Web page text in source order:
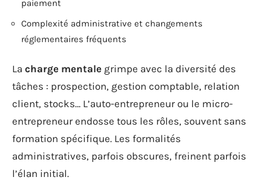
paiement
Complexité administrative et changements
réglementaires fréquents
La charge mentale grimpe avec la diversité des
tâches : prospection, gestion comptable, relation
client, stocks… L’auto-entrepreneur ou le micro-
entrepreneur endosse tous les rôles, souvent sans
formation spécifique. Les formalités
administratives, parfois obscures, freinent parfois
l’élan initial.